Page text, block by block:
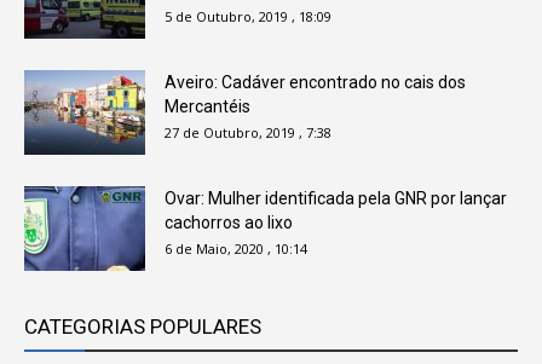
5 de Outubro, 2019 , 18:09
Aveiro: Cadáver encontrado no cais dos
Mercantéis
27 de Outubro, 2019 , 7:38
Ovar: Mulher identificada pela GNR por lançar
cachorros ao lixo
6 de Maio, 2020 , 10:14
CATEGORIAS POPULARES